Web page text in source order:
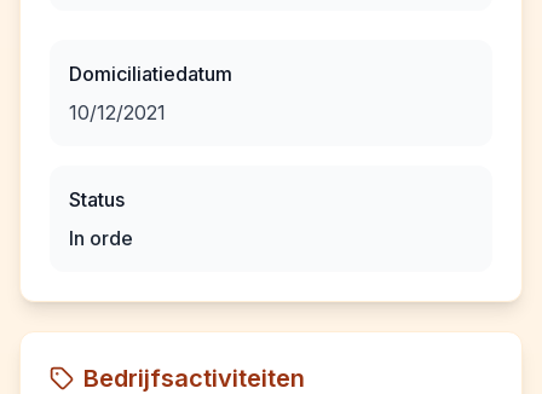
Domiciliatiedatum
10/12/2021
Status
In orde
Bedrijfsactiviteiten